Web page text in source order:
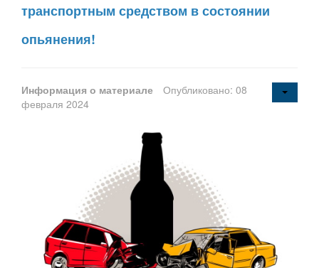
транспортным средством в состоянии
опьянения!
Информация о материале
Опубликовано: 08
февраля 2024